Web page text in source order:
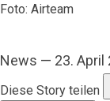
Foto: Airteam
News — 23. April
Diese Story teilen